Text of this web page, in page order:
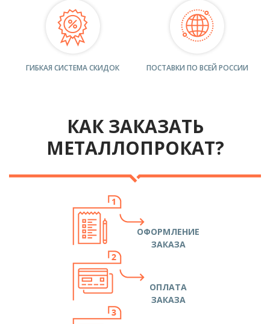
ГИБКАЯ СИСТЕМА СКИДОК ПОСТАВКИ ПО ВСЕЙ РОССИИ
КАК ЗАКАЗАТЬ
МЕТАЛЛОПРОКАТ?
ОФОРМЛЕНИЕ
ЗАКАЗА
ОПЛАТА
ЗАКАЗА